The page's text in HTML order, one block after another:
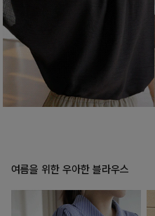
여름을 위한 우아한 블라우스